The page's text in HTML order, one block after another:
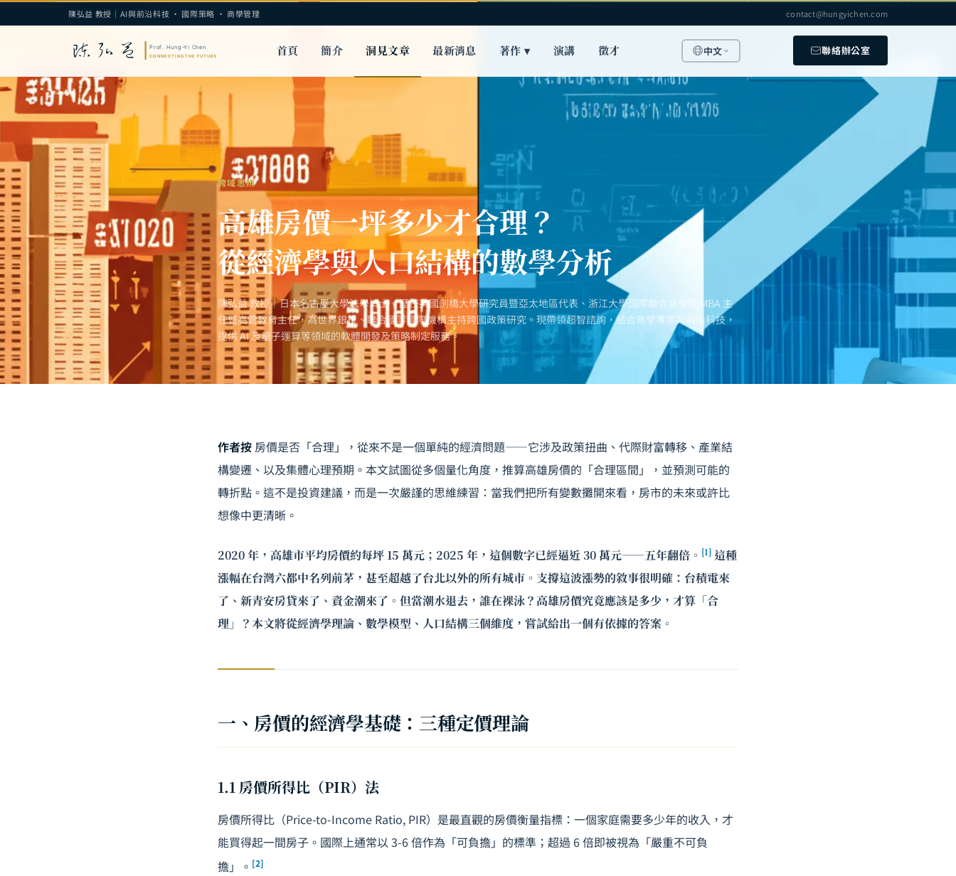
陳弘益 教授｜AI與前沿科技 · 國際策略 · 商學管理 contact@hungyichen.com
首頁 簡介 洞見文章 最新消息 著作 ▾ 演講 徵才 中文 聯絡辦公室
跨域思辨
高雄房價一坪多少才合理？
從經濟學與人口結構的數學分析
陳弘益 教授｜日本名古屋大學法學博士。歷任英國劍橋大學研究員暨亞太地區代表、浙江大學國際聯合商學院 MBA 主
任暨高管教育主任，為世界銀行、聯合國等國際機構主持跨國政策研究。現帶領超智諮詢，結合商學專業與前沿科技，
提供 AI 及量子運算等領域的軟體開發及策略制定服務。
作者按 房價是否「合理」，從來不是一個單純的經濟問題——它涉及政策扭曲、代際財富轉移、產業結
構變遷、以及集體心理預期。本文試圖從多個量化角度，推算高雄房價的「合理區間」，並預測可能的
轉折點。這不是投資建議，而是一次嚴謹的思維練習：當我們把所有變數攤開來看，房市的未來或許比
想像中更清晰。
2020 年，高雄市平均房價約每坪 15 萬元；2025 年，這個數字已經逼近 30 萬元——五年翻倍。 [1] 這種
漲幅在台灣六都中名列前茅，甚至超越了台北以外的所有城市。支撐這波漲勢的敘事很明確：台積電來
了、新青安房貸來了、資金潮來了。但當潮水退去，誰在裸泳？高雄房價究竟應該是多少，才算「合
理」？本文將從經濟學理論、數學模型、人口結構三個維度，嘗試給出一個有依據的答案。
一、房價的經濟學基礎：三種定價理論
1.1 房價所得比（PIR）法
房價所得比（Price-to-Income Ratio, PIR）是最直觀的房價衡量指標：一個家庭需要多少年的收入，才
能買得起一間房子。國際上通常以 3-6 倍作為「可負擔」的標準；超過 6 倍即被視為「嚴重不可負
擔」。 [2]